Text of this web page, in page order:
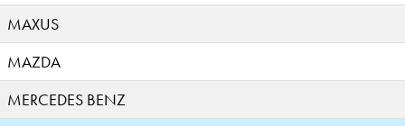
MAXUS
MAZDA
MERCEDES BENZ